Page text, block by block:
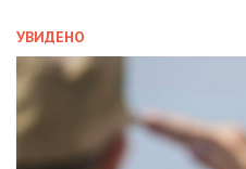
УВИДЕНО